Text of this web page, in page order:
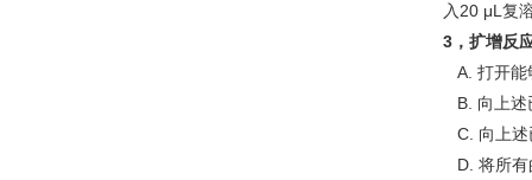
入20 μL复
3，扩增反
A. 打开能
B. 向上述
C. 向上述
D. 将所有